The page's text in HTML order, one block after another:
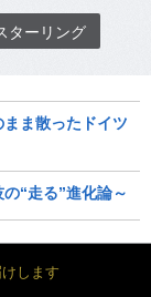
ターリング
ま散ったドイツ
“走る”進化論～
します